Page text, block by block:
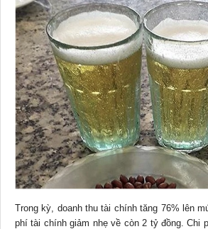
Trong kỳ, doanh thu tài chính tăng 76% lên
phí tài chính giảm nhẹ về còn 2 tỷ đồng. Chi